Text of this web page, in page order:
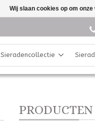
Sieradencollectie
Wij slaan cookies op om